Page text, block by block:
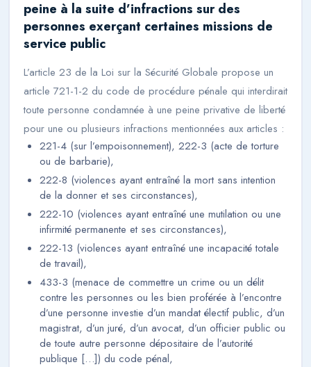
peine à la suite d’infractions sur des
personnes exerçant certaines missions de
service public
L’article 23 de la Loi sur la Sécurité Globale propose un
article 721-1-2 du code de procédure pénale qui interdirait
toute personne condamnée à une peine privative de liberté
pour une ou plusieurs infractions mentionnées aux articles :
221-4 (sur l’empoisonnement), 222-3 (acte de torture
ou de barbarie),
222-8 (violences ayant entraîné la mort sans intention
de la donner et ses circonstances),
222-10 (violences ayant entraîné une mutilation ou une
infirmité permanente et ses circonstances),
222-13 (violences ayant entraîné une incapacité totale
de travail),
433-3 (menace de commettre un crime ou un délit
contre les personnes ou les bien proférée à l’encontre
d’une personne investie d’un mandat électif public, d’un
magistrat, d’un juré, d’un avocat, d’un officier public ou
de toute autre personne dépositaire de l’autorité
publique […]) du code pénal,